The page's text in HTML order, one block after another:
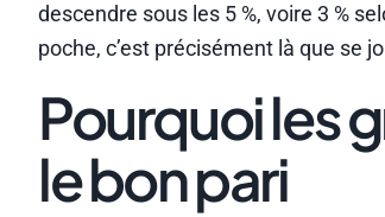
descendre sous les 5 %, voire 3 %
poche, c’est précisément là que se
Pourquoi les
le bon pari